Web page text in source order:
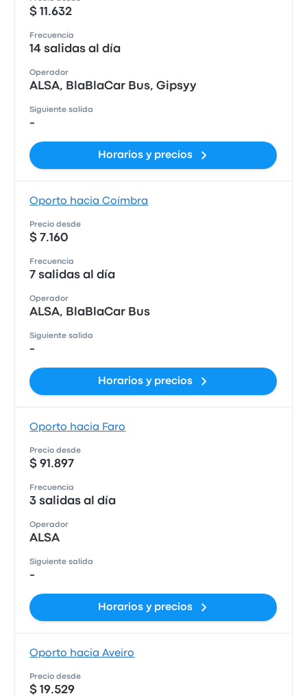
$ 11.632
Frecuencia
14 salidas al día
Operador
ALSA, BlaBlaCar Bus, Gipsyy
Siguiente salida
-
Horarios y precios
Oporto hacia Coímbra
Precio desde
$ 7.160
Frecuencia
7 salidas al día
Operador
ALSA, BlaBlaCar Bus
Siguiente salida
-
Horarios y precios
Oporto hacia Faro
Precio desde
$ 91.897
Frecuencia
3 salidas al día
Operador
ALSA
Siguiente salida
-
Horarios y precios
Oporto hacia Aveiro
Precio desde
$ 19.529